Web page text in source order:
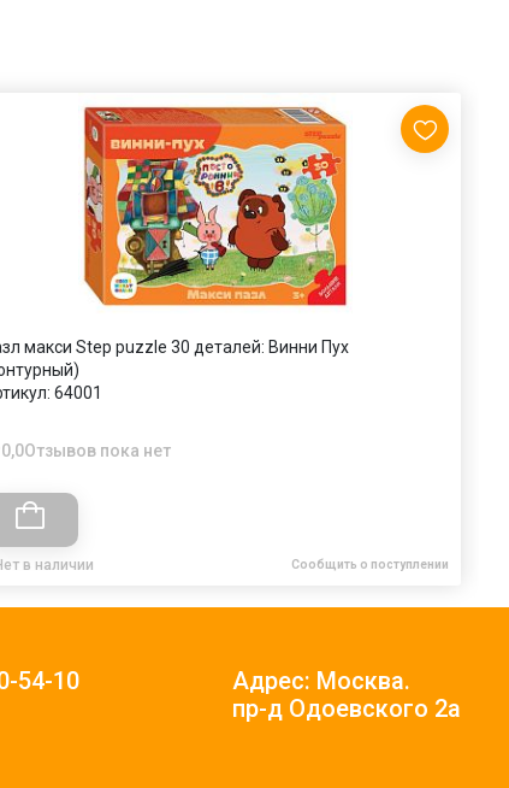
макси Step puzzle 30 деталей: Винни Пух
64001
0,0Отзывов пока нет
в наличии Сообщить о поступлении
54-10
Адрес: Москва.
пр-д Одоевского 2а